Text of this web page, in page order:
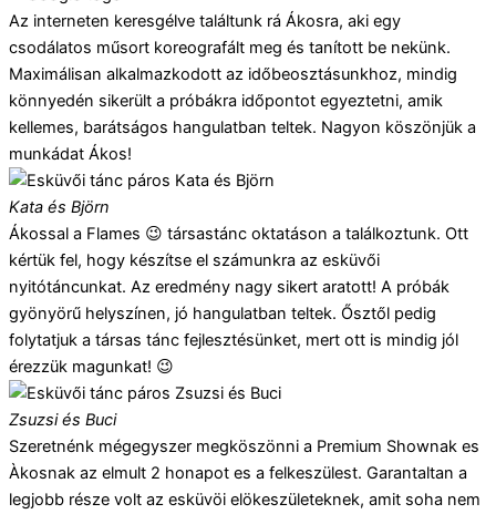
Az interneten keresgélve találtunk rá Ákosra, aki egy
csodálatos műsort koreografált meg és tanított be nekünk.
Maximálisan alkalmazkodott az időbeosztásunkhoz, mindig
könnyedén sikerült a próbákra időpontot egyeztetni, amik
kellemes, barátságos hangulatban teltek. Nagyon köszönjük a
munkádat Ákos!
Kata és Björn
Ákossal a Flames 😉 társastánc oktatáson a találkoztunk. Ott
kértük fel, hogy készítse el számunkra az esküvői
nyitótáncunkat. Az eredmény nagy sikert aratott! A próbák
gyönyörű helyszínen, jó hangulatban teltek. Ősztől pedig
folytatjuk a társas tánc fejlesztésünket, mert ott is mindig jól
érezzük magunkat! 😉
Zsuzsi és Buci
Szeretnénk mégegyszer megköszönni a Premium Shownak es
Àkosnak az elmult 2 honapot es a felkeszülest. Garantaltan a
legjobb része volt az esküvöi elökeszületeknek, amit soha nem